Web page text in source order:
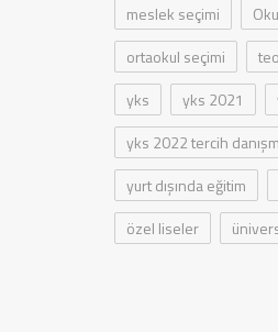
meslek seçimi
ortaokul seçimi
yks
yks 2021
yks 2022 tercih
yurt dışında eğitim
özel liseler